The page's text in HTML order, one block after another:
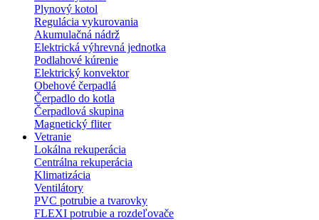
Plynový kotol
Regulácia vykurovania
Akumulačná nádrž
Elektrická výhrevná jednotka
Podlahové kúrenie
Elektrický konvektor
Obehové čerpadlá
Čerpadlo do kotla
Čerpadlová skupina
Magnetický fliter
Vetranie
Lokálna rekuperácia
Centrálna rekuperácia
Klimatizácia
Ventilátory
PVC potrubie a tvarovky
FLEXI potrubie a rozdeľovače